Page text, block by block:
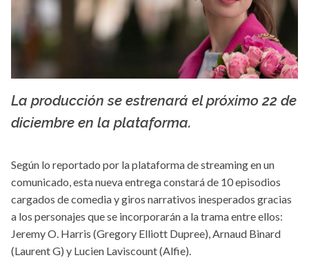
La producción se estrenará el próximo 22 de
diciembre en la plataforma.
Según lo reportado por la plataforma de streaming en un
comunicado, esta nueva entrega constará de 10 episodios
cargados de comedia y giros narrativos inesperados gracias
a los personajes que se incorporarán a la trama entre ellos:
Jeremy O. Harris (Gregory Elliott Dupree), Arnaud Binard
(Laurent G) y Lucien Laviscount (Alfie).